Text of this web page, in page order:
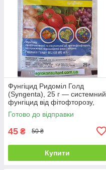
Фунгіцид Ридоміл Голд
(Syngenta), 25 г — системний
фунгіцид від фітофторозу,
мілдью і несправжньої
борошнистої роси
Готово до відправки
45 ₴ 50 ₴
Купити